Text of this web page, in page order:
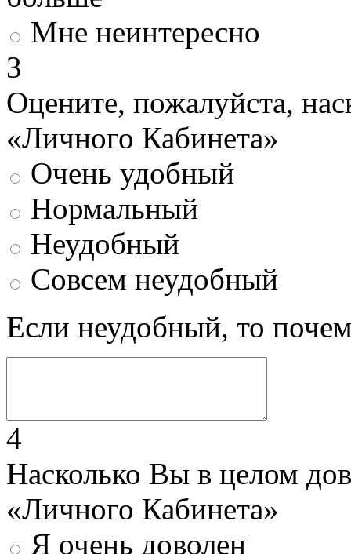
Мне неинтересно
3
Оцените, пожалуйста,
«Личного Кабинета»
Очень удобный
Нормальный
Неудобный
Совсем неудобный
Если неудобный, то
4
Насколько Вы в целом
«Личного Кабинета»
Я очень доволен